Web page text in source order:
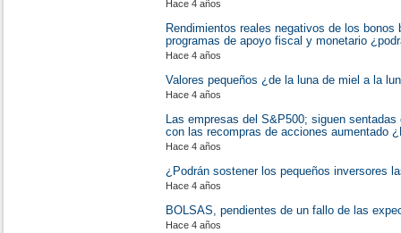
Hace 4 años
Rendimientos reales negativos de los bonos
programas de apoyo fiscal y monetario
Hace 4 años
Valores pequeños ¿de la luna de miel a la
Hace 4 años
Las empresas del S&P500; siguen
con las recompras de acciones aumentado
Hace 4 años
¿Podrán sostener los pequeños inversores
Hace 4 años
BOLSAS, pendientes de un fallo de las
Hace 4 años